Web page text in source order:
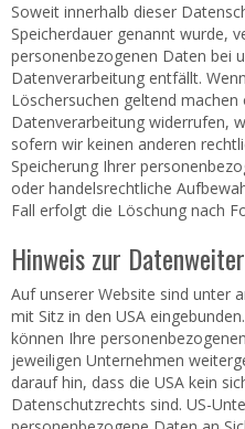
Soweit innerhalb dieser
Speicherdauer genannt wurde,
personenbezogenen Daten bei
Datenverarbeitung entfällt.
Löschersuchen geltend
Datenverarbeitung widerrufen,
sofern wir keinen anderen
Speicherung Ihrer
oder handelsrechtliche
Fall erfolgt die Löschung nach
Hinweis zur
Auf unserer Website sind unter
mit Sitz in den USA
können Ihre
jeweiligen Unternehmen
darauf hin, dass die USA kein
Datenschutzrechts sind. US-